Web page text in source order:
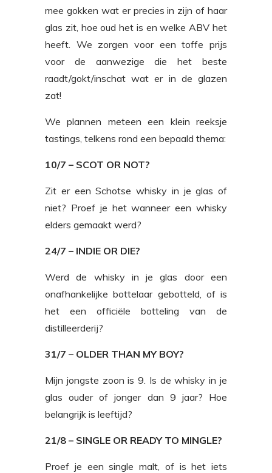
mee gokken wat er precies in zijn of haar
glas zit, hoe oud het is en welke ABV het
heeft. We zorgen voor een toffe prijs
voor de aanwezige die het beste
raadt/gokt/inschat wat er in de glazen
zat!
We plannen meteen een klein reeksje
tastings, telkens rond een bepaald thema:
10/7 – SCOT OR NOT?
Zit er een Schotse whisky in je glas of
niet? Proef je het wanneer een whisky
elders gemaakt werd?
24/7 – INDIE OR DIE?
Werd de whisky in je glas door een
onafhankelijke bottelaar gebotteld, of is
het een officiële botteling van de
distilleerderij?
31/7 – OLDER THAN MY BOY?
Mijn jongste zoon is 9. Is de whisky in je
glas ouder of jonger dan 9 jaar? Hoe
belangrijk is leeftijd?
21/8 – SINGLE OR READY TO MINGLE?
Proef je een single malt, of is het iets